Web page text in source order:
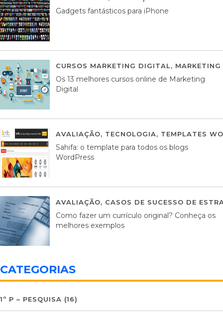
Gadgets fantásticos para iPhone
CURSOS MARKETING DIGITAL,
Os 13 melhores cursos online de Marketing
Digital
AVALIAÇÃO, TECNOLOGIA, TEMPLATES
Sahifa: o template para todos os blogs
WordPress
AVALIAÇÃO, CASOS DE SUCESSO DE
Como fazer um currículo original? Conheça os
melhores exemplos
CATEGORIAS
1º P – PESQUISA (16)